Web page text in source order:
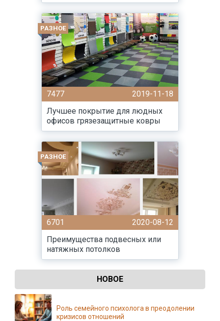
РАЗНОЕ
7477
2019-11-18
Лучшее покрытие для людных
офисов грязезащитные ковры
РАЗНОЕ
6701
2020-08-12
Преимущества подвесных или
натяжных потолков
НОВОЕ
Роль семейного психолога в преодолении
кризисов отношений